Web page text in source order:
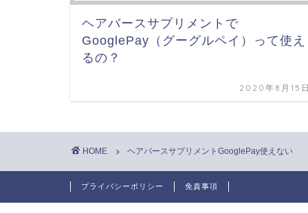
ヘアバースサプリメントで
GooglePay（グーグルペイ）って使え
るの？
2020年8月15
HOME ヘアバースサプリメントGooglePay使えない
プライバシーポリシー 免責事項